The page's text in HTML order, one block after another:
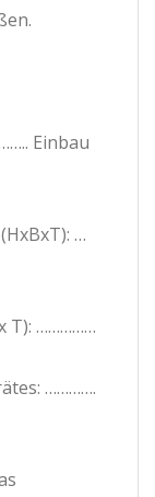
Einbau
…
T): ……………
………….